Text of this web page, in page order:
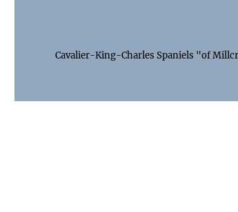
Cavalier-King-Charles Spaniels "of